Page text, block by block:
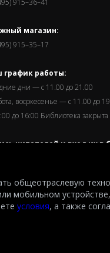
915–36–41
магазин:
915–35–17
график работы:
дни — с 11.00 до 21.00
восркесенье — с 11.00 до
до 16:00 Библиотека
читателей и вход их в
by copyright and
общеотраслевую
мобильном
условия, а также